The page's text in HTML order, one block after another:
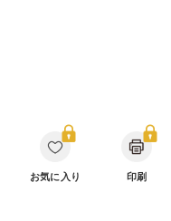
お気に入り 印刷